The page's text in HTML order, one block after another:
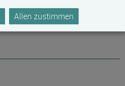
Allen zustimmen